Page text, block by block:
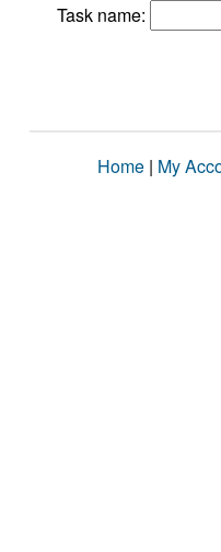
Task name:
Home | My